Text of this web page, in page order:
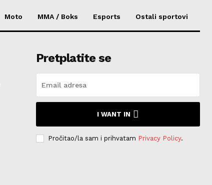
Moto MMA / Boks Esports Ostali sportovi
Pretplatite se
I WANT IN
Pročitao/la sam i prihvatam Privacy Policy.